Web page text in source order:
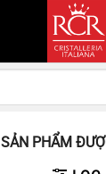
SẢN PHẨM